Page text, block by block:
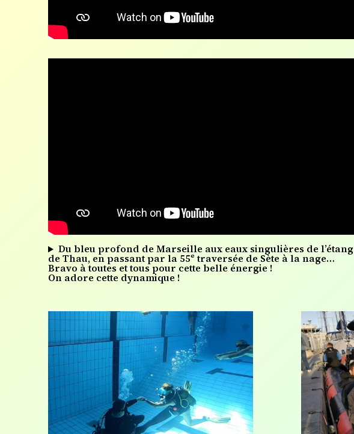
Du bleu profond de Marseille aux eaux singulières de l’étang
de Thau, en passant par la 55ᵉ traversée de Sète à la nage…
Bravo à toutes et tous pour cette belle énergie !
On adore cette dynamique !